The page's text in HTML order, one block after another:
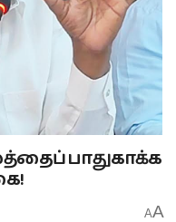
பாதுகாக்க
AA